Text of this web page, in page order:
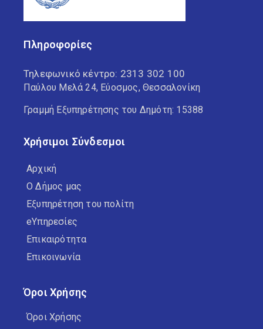
Πληροφορίες
Τηλεφωνικό κέντρο: 2313 302 100
Παύλου Μελά 24, Εύοσμος, Θεσσαλονίκη
Γραμμή Εξυπηρέτησης του Δημότη: 15388
Χρήσιμοι Σύνδεσμοι
Αρχική
Ο Δήμος μας
Εξυπηρέτηση του πολίτη
eΥπηρεσίες
Επικαιρότητα
Επικοινωνία
Όροι Χρήσης
Όροι Χρήσης